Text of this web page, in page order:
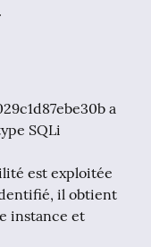
a
SQLi
est exploitée
il obtient
instance et